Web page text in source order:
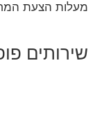
מעלות הצעת
שירותים